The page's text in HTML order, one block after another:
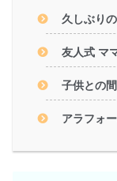
久しぶり
友人式 マ
子供との
アラフォ